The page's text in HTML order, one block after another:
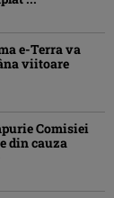
e-Terra va
viitoare
Comisiei
din cauza